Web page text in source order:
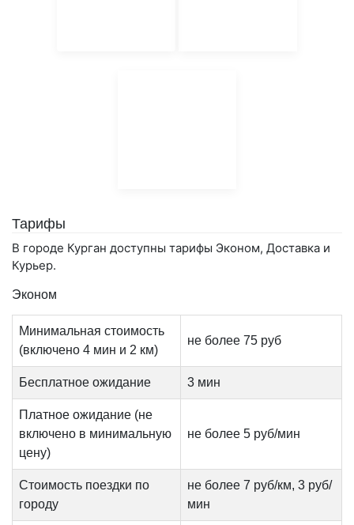
Тарифы
В городе Курган доступны тарифы Эконом, Доставка и
Курьер.
Эконом
Минимальная стоимость
(включено 4 мин и 2 км)
не более 75 руб
Бесплатное ожидание 3 мин
Платное ожидание (не
включено в минимальную
цену)
не более 5 руб/мин
Стоимость поездки по
городу
не более 7 руб/км, 3 руб/
мин